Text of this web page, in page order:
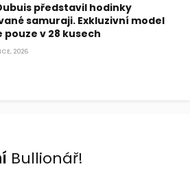
představil hodinky
samuraji. Exkluzivní model
pouze v 28 kusech
2026
Bullionář!